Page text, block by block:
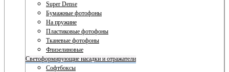
Super Dense
Бумажные фотофоны
На пружине
Пластиковые фотофоны
Тканевые фотофоны
Флизелиновые
Светоформирующие насадки и отражатели
Софтбоксы